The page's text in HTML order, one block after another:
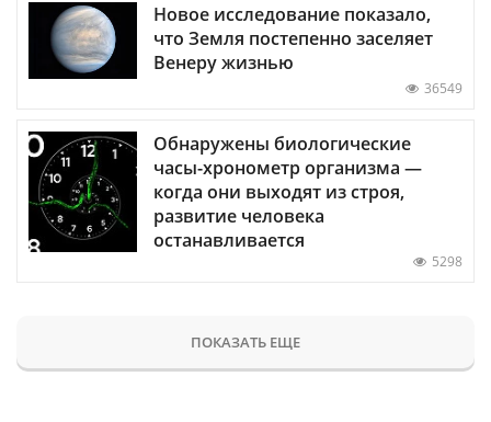
Новое исследование показало,
что Земля постепенно заселяет
Венеру жизнью
36549
Обнаружены биологические
часы-хронометр организма —
когда они выходят из строя,
развитие человека
останавливается
5298
ПОКАЗАТЬ ЕЩЕ